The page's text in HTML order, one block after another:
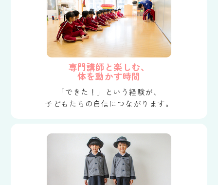
専門講師と楽しむ、
体を動かす時間
「できた！」という経験が、
子どもたちの自信につながります。